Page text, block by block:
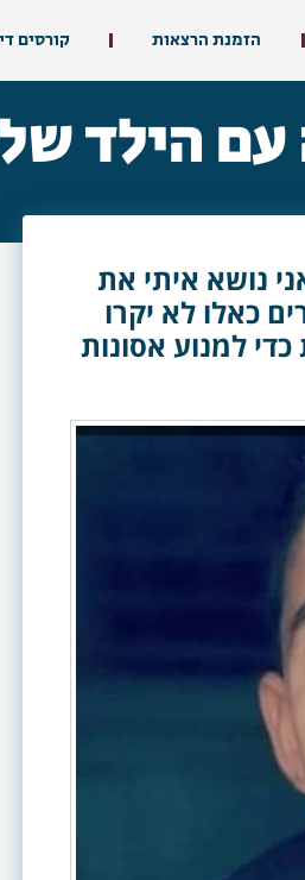
הזמנת הרצאות קורסים
עם הילד
נושא איתי את
כאלו לא יקרו
למנוע אסונות